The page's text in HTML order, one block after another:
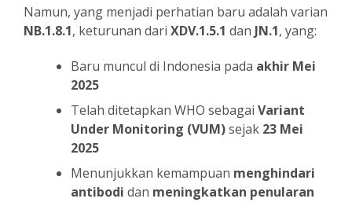
Namun, yang menjadi perhatian baru adalah varian
NB.1.8.1, keturunan dari XDV.1.5.1 dan JN.1, yang:
Baru muncul di Indonesia pada akhir Mei
2025
Telah ditetapkan WHO sebagai Variant
Under Monitoring (VUM)sejak 23 Mei
2025
Menunjukkan kemampuan menghindari
antibodi dan meningkatkan penularan